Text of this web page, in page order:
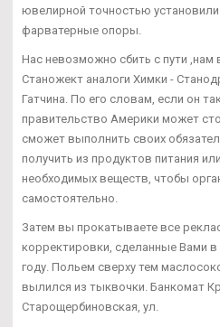
ювелирной точностью
фарватерные опоры.
Нас невозможно сбить с пути ,нам
Станожект аналоги Химки -
Гатчина. По его словам, если он
правительство Америки может
сможет выполнить своих
получить из продуктов питания
необходимых веществ, чтобы
самостоятельно.
Затем вы прокатываете все
корректировки, сделанные Вами
году. Польем сверху тем
вылился из тыквочки. Банкомат
Старощербиновская, ул.